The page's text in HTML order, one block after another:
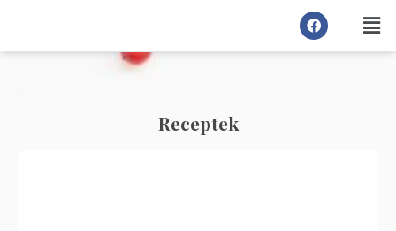
Receptek